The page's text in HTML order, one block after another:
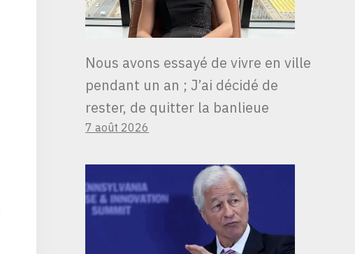
Nous avons essayé de vivre en ville
pendant un an ; J’ai décidé de
rester, de quitter la banlieue
7 août 2026